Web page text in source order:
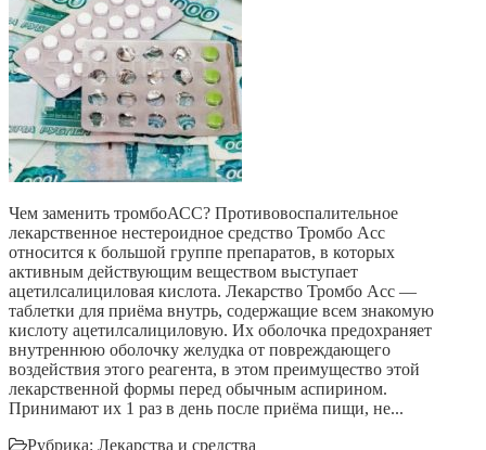
Чем заменить тромбоАСС? Противовоспалительное
лекарственное нестероидное средство Тромбо Асс
относится к большой группе препаратов, в которых
активным действующим веществом выступает
ацетилсалициловая кислота. Лекарство Тромбо Асс ―
таблетки для приёма внутрь, содержащие всем знакомую
кислоту ацетилсалициловую. Их оболочка предохраняет
внутреннюю оболочку желудка от повреждающего
воздействия этого реагента, в этом преимущество этой
лекарственной формы перед обычным аспирином.
Принимают их 1 раз в день после приёма пищи, не...
Рубрика: Лекарства и средства